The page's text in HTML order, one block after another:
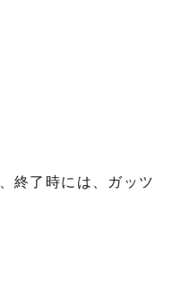
終了時には、ガッツ